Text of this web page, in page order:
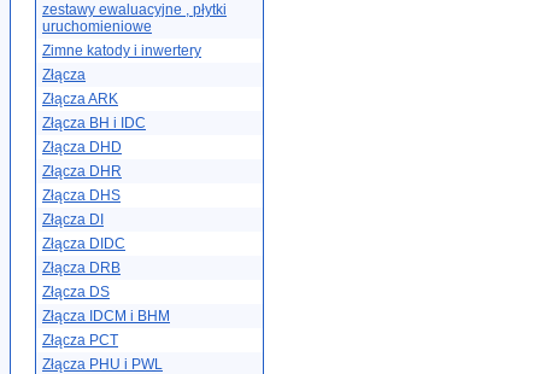
zestawy ewaluacyjne , płytki
uruchomieniowe
Zimne katody i inwertery
Złącza
Złącza ARK
Złącza BH i IDC
Złącza DHD
Złącza DHR
Złącza DHS
Złącza DI
Złącza DIDC
Złącza DRB
Złącza DS
Złącza IDCM i BHM
Złącza PCT
Złącza PHU i PWL